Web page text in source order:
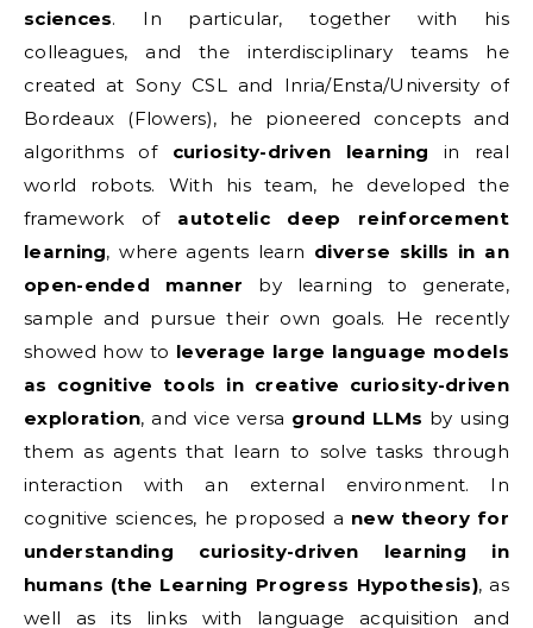
sciences. In particular, together with his
colleagues, and the interdisciplinary teams he
created at Sony CSL and Inria/Ensta/University of
Bordeaux (Flowers), he pioneered concepts and
algorithms of curiosity-driven learning in real
world robots. With his team, he developed the
framework of autotelic deep reinforcement
learning, where agents learn diverse skills in an
open-ended manner by learning to generate,
sample and pursue their own goals. He recently
showed how to leverage large language models
as cognitive tools in creative curiosity-driven
exploration, and vice versa ground LLMs by using
them as agents that learn to solve tasks through
interaction with an external environment. In
cognitive sciences, he proposed a new theory for
understanding curiosity-driven learning in
humans (the Learning Progress Hypothesis), as
well as its links with language acquisition and